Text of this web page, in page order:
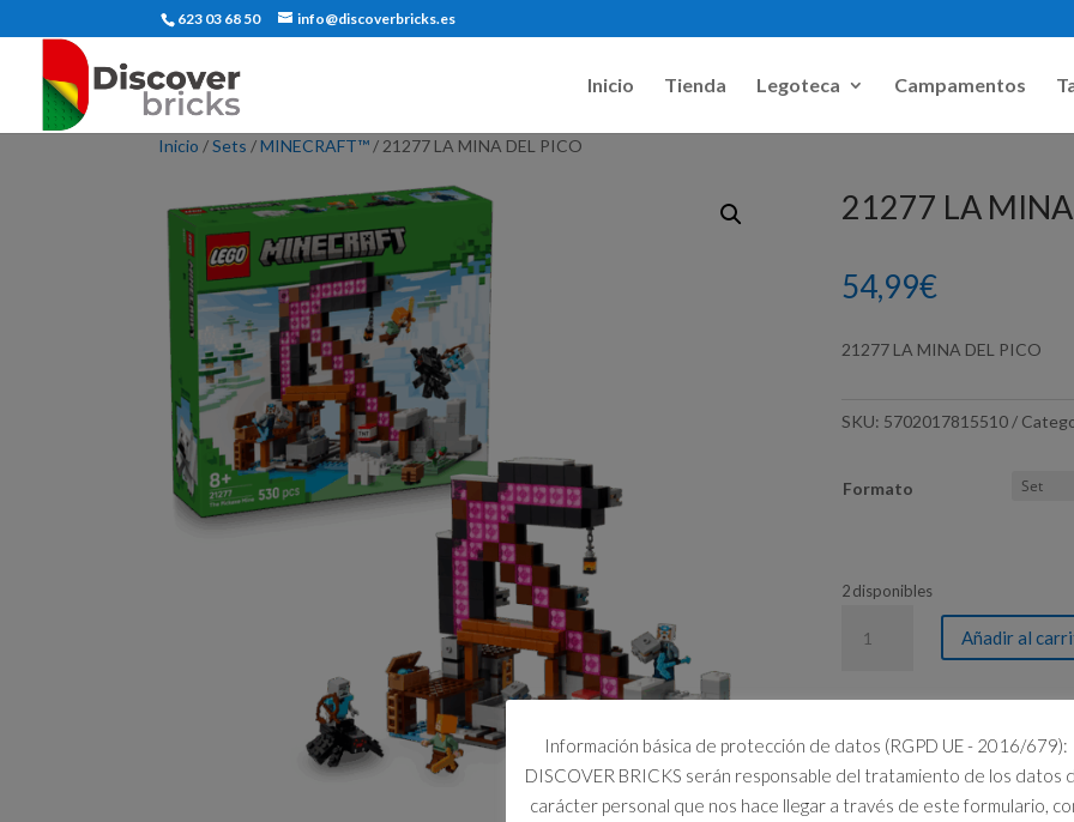
623 03 68 50 info@discoverbricks.es
Inicio Tienda Legoteca Campamentos
Inicio /Sets /MINECRAFT™ / 21277 LA MINA DEL PICO
21277 LA
54,99€
21277 LA MINA DEL PICO
SKU: 5702017815510
Formato
2 disponibles
DEL
cantidad
Añadir al
Información básica de protección de datos (RGPD UE - 2016/679):
DISCOVER BRICKS serán responsable del tratamiento de los datos
carácter personal que nos hace llegar a través de este formulario,